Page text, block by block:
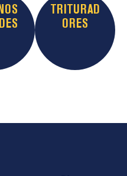
TRITURAD
ORES